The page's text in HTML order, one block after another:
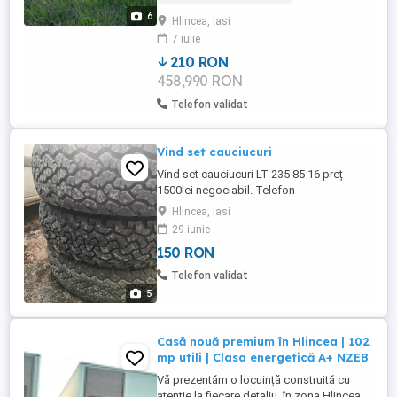
6
posibilitate de negociere. - Suprafață:
2500 mp, parcelabil în loturi cu front
stradal de ...
Hlincea, Iasi
7 iulie
210 RON
458,990 RON
Telefon validat
5
Vind set cauciucuri
Vind set cauciucuri LT 235 85 16 preț
1500lei negociabil. Telefon
Hlincea, Iasi
29 iunie
150 RON
Telefon validat
Casă nouă premium în Hlincea | 102
mp utili | Clasa energetică A+ NZEB
Vă prezentăm o locuință construită cu